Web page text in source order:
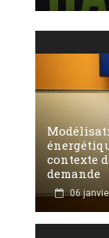
contexte
demande
06